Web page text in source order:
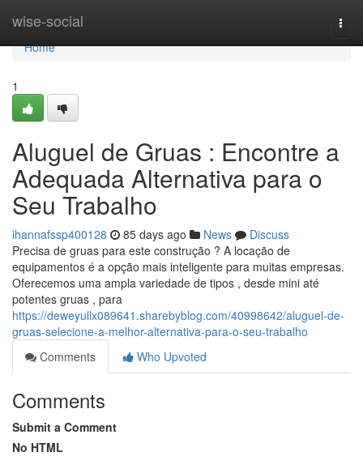
wise-social
Home
Home
1
Aluguel de Gruas : Encontre a
Adequada Alternativa para o
Seu Trabalho
ihannafssp400128 85 days ago News
Discuss
Precisa de gruas para este construção ? A locação de
equipamentos é a opção mais inteligente para muitas empresas.
Oferecemos uma ampla variedade de tipos , desde mini até
potentes gruas , para
https://deweyullx089641.sharebyblog.com/40998642/aluguel-de-
gruas-selecione-a-melhor-alternativa-para-o-seu-trabalho
Comments
Who Upvoted
Comments
Submit a Comment
No HTML